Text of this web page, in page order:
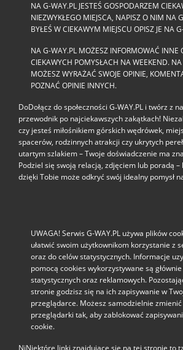
NA G-WAY.PL JESTEŚ GOSPODARZEM
NIEZWYKŁEGO MIEJSCA, NAPISZ O NIM NA
BYŁEŚ W CIEKAWYM MIEJSCU OPISZ JE NA
NA G-WAY.PL MOŻESZ INFORMOWAĆ INNE
CIEKAWYCH POMYSŁACH NA WEEKEND.
MOŻESZ WYRAŻAĆ SWOJE OPINIE,
POZNAĆ OPINIE INNYCH.
DoDołącz do społeczności G‑WAY.PL i twórz z
przewodnik po najciekawszych zakątkach!
czy jesteś miłośnikiem górskich wędrówek,
spacerów, rodzinnych atrakcji czy ukrytych
utartym szlakiem – Twoje doświadczenie ma
Podziel się swoją relacją, zdjęciem lub poradą –
dzięki Tobie może odkryć swój idealny pomysł
UWAGA! Serwis G-WAY.PL używa plików
ułatwić swoim użytkownikom korzystanie z
oraz do celów statystycznych. Informacje
pomocą cookies wykorzystywane są
statystycznych oraz reklamowych.
stronie godzisz się na ich zapisywanie w
przeglądarce. Możesz samodzielnie
przeglądarki tak, aby zablokować
cookie.
NiNiektóre linki znajdujące się na tej stronie to